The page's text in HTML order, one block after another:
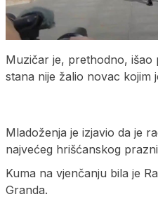
Muzičar je, prethodno, išao
stana nije žalio novac kojim
Mladoženja je izjavio da je
najvećeg hrišćanskog
Kuma na vjenčanju bila je
Granda.